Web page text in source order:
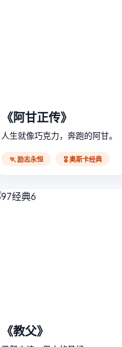
《阿甘正传》
人生就像巧克力，奔跑的阿甘。
🏃 励志永恒 🎖️ 奥斯卡经典
《教父》